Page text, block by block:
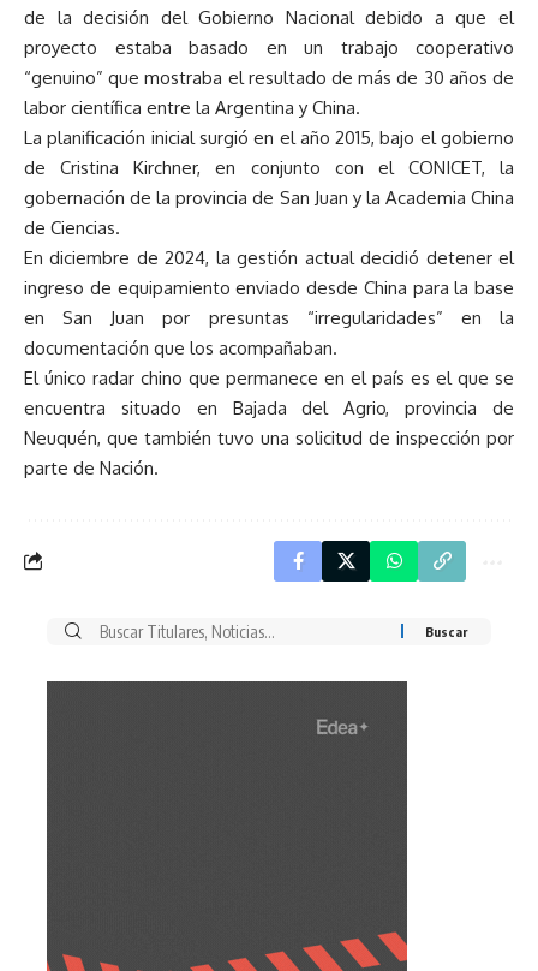
de la decisión del Gobierno Nacional debido a que el
proyecto estaba basado en un trabajo cooperativo
“genuino” que mostraba el resultado de más de 30 años de
labor científica entre la Argentina y China.
La planificación inicial surgió en el año 2015, bajo el gobierno
de Cristina Kirchner, en conjunto con el CONICET, la
gobernación de la provincia de San Juan y la Academia China
de Ciencias.
En diciembre de 2024, la gestión actual decidió detener el
ingreso de equipamiento enviado desde China para la base
en San Juan por presuntas “irregularidades” en la
documentación que los acompañaban.
El único radar chino que permanece en el país es el que se
encuentra situado en Bajada del Agrio, provincia de
Neuquén, que también tuvo una solicitud de inspección por
parte de Nación.
Buscar